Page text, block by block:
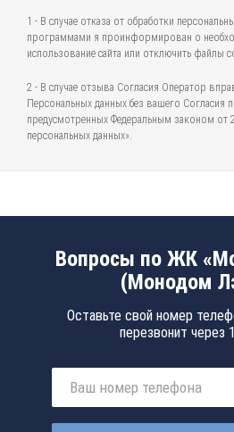
1 - В случае отказа от обработки
программами я проинформирован о
использование сайта или отключить файлы
2 - В случае отзыва Согласия Оператор
Персональных данных без вашего Согласия
предусмотренных Федеральным законом от
персональных данных».
Вопросы по ЖК
(Монодом
Оставьте свой номер
перезвонит через